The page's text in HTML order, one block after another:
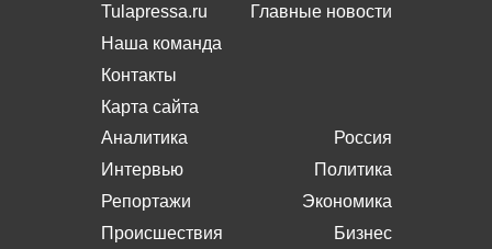
Tulapressa.ru
Наша команда
Контакты
Карта сайта
Главные новости
Аналитика
Интервью
Репортажи
Происшествия
Россия
Политика
Экономика
Бизнес